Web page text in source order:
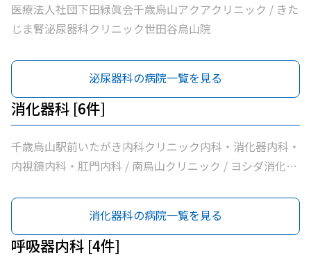
医療法人社団下田緑眞会千歳烏山アクアクリニック / きた
じま腎泌尿器科クリニック世田谷烏山院
泌尿器科の病院一覧を見る
消化器科 [6件]
千歳烏山駅前いたがき内科クリニック内科・消化器内科・
内視鏡内科・肛門内科 / 南烏山クリニック / ヨシダ消化器
医療法人社団清孝会田村クリニック / 香川内科クリニック
消化器科の病院一覧を見る
呼吸器内科 [4件]